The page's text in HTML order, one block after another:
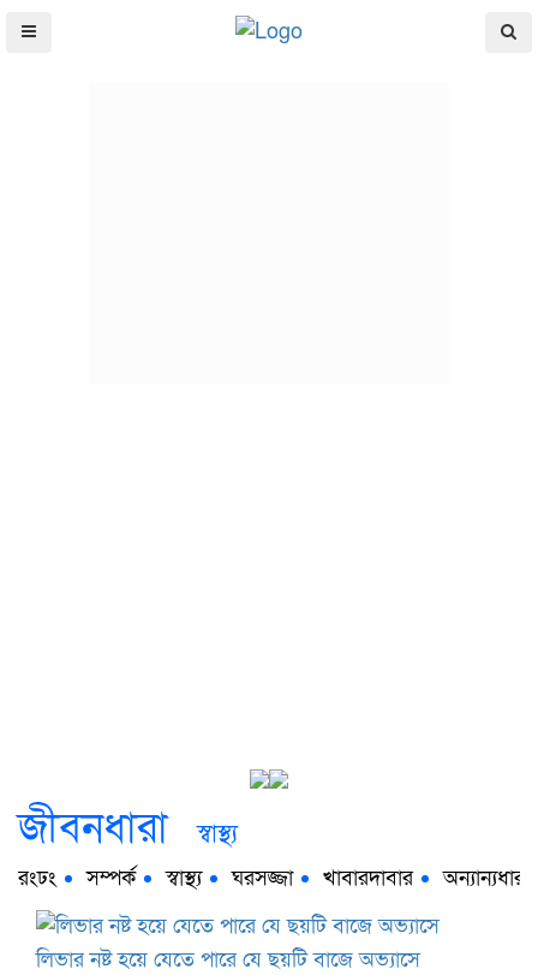
জীবনধারা স্বাস্থ্য
রংঢং সম্পর্ক স্বাস্থ্য ঘরসজ্জা খাবারদাবার অন্যান্যধারা
লিভার নষ্ট হয়ে যেতে পারে যে ছয়টি বাজে অভ্যাসে